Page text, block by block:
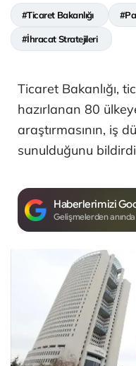
#Ticaret Bakanlığı
#İhracat Stratejileri
Ticaret Bakanlığı,
hazırlanan 80
araştırmasının, iş
sunulduğunu
Haberlerimizi
Gelişmelerden